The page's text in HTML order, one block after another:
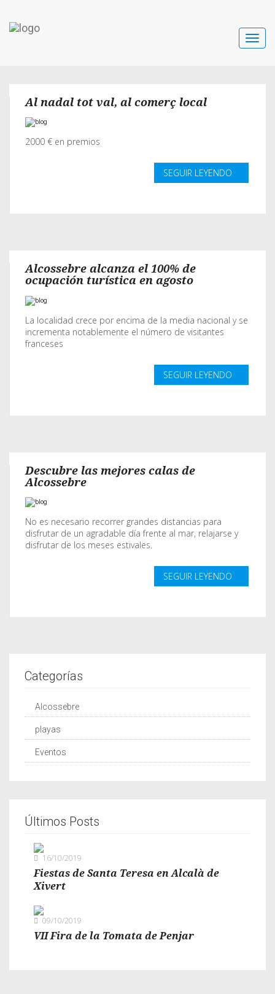
Toggle
Al nadal tot val, al comerç local
2000 € en premios
SEGUIR LEYENDO
Alcossebre alcanza el 100% de
ocupación turística en agosto
La localidad crece por encima de la media nacional y se
incrementa notablemente el número de visitantes
franceses
SEGUIR LEYENDO
Descubre las mejores calas de
Alcossebre
No es necesario recorrer grandes distancias para
disfrutar de un agradable día frente al mar, relajarse y
disfrutar de los meses estivales.
SEGUIR LEYENDO
Categorías
Alcossebre
playas
Eventos
Últimos Posts
16/10/2019
Fiestas de Santa Teresa en Alcalà de
Xivert
09/10/2019
VII Fira de la Tomata de Penjar